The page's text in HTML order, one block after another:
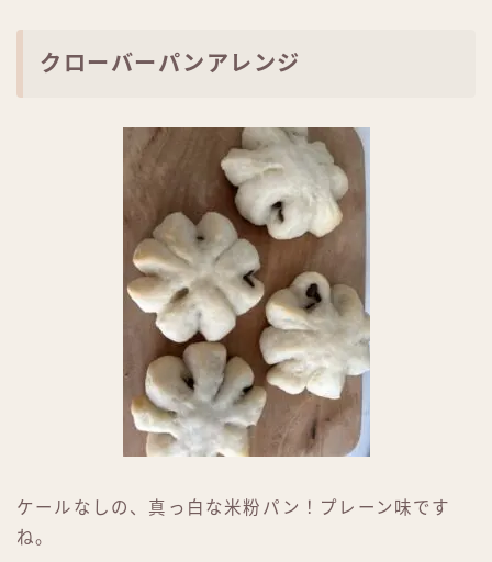
クローバーパンアレンジ
ケールなしの、真っ白な米粉パン！プレーン味です
ね。